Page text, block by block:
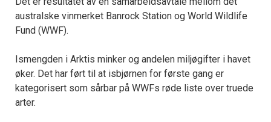
australske vinmerket Banrock Station og World Wildlife
Fund (WWF).
Ismengden i Arktis minker og andelen miljøgifter i havet
øker. Det har ført til at isbjørnen for første gang er
kategorisert som sårbar på WWFs røde liste over truede
arter.